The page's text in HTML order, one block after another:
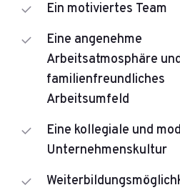
Ein motiviertes Team
Eine angenehme
Arbeitsatmosphäre
familienfreundliches
Arbeitsumfeld
Eine kollegiale und
Unternehmenskultur